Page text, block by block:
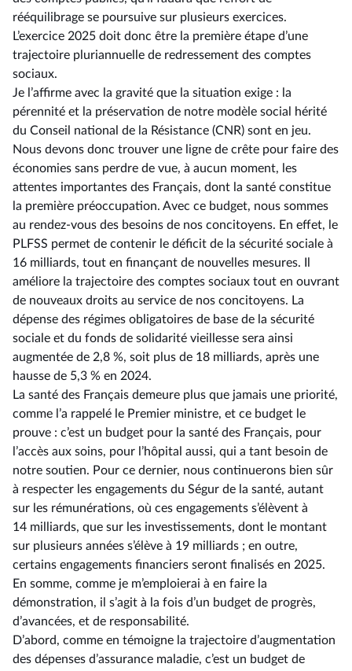
rééquilibrage se poursuive sur plusieurs exercices.
L’exercice 2025 doit donc être la première étape d’une
trajectoire pluriannuelle de redressement des comptes
sociaux.
Je l’affirme avec la gravité que la situation exige : la
pérennité et la préservation de notre modèle social hérité
du Conseil national de la Résistance (CNR) sont en jeu.
Nous devons donc trouver une ligne de crête pour faire des
économies sans perdre de vue, à aucun moment, les
attentes importantes des Français, dont la santé constitue
la première préoccupation. Avec ce budget, nous sommes
au rendez-vous des besoins de nos concitoyens. En effet, le
PLFSS permet de contenir le déficit de la sécurité sociale à
16 milliards, tout en finançant de nouvelles mesures. Il
améliore la trajectoire des comptes sociaux tout en ouvrant
de nouveaux droits au service de nos concitoyens. La
dépense des régimes obligatoires de base de la sécurité
sociale et du fonds de solidarité vieillesse sera ainsi
augmentée de 2,8 %, soit plus de 18 milliards, après une
hausse de 5,3 % en 2024.
La santé des Français demeure plus que jamais une priorité,
comme l’a rappelé le Premier ministre, et ce budget le
prouve : c’est un budget pour la santé des Français, pour
l’accès aux soins, pour l’hôpital aussi, qui a tant besoin de
notre soutien. Pour ce dernier, nous continuerons bien sûr
à respecter les engagements du Ségur de la santé, autant
sur les rémunérations, où ces engagements s’élèvent à
14 milliards, que sur les investissements, dont le montant
sur plusieurs années s’élève à 19 milliards ; en outre,
certains engagements financiers seront finalisés en 2025.
En somme, comme je m’emploierai à en faire la
démonstration, il s’agit à la fois d’un budget de progrès,
d’avancées, et de responsabilité.
D’abord, comme en témoigne la trajectoire d’augmentation
des dépenses d’assurance maladie, c’est un budget de